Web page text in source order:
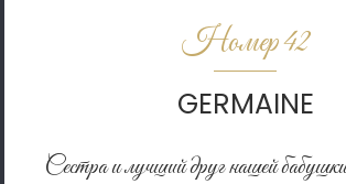
Номер 42
GERMAINE
Сестра и лучший друг нашей